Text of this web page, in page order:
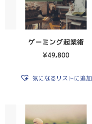
ゲーミング起業術
¥49,800
気になるリストに追加